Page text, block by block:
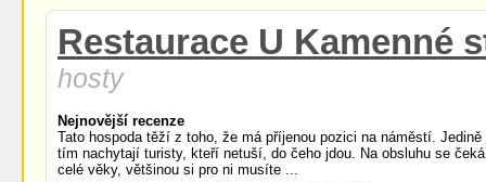
Restaurace U Kamenné
hosty
Nejnovější recenze
Tato hospoda těží z toho, že má příjenou pozici na náměstí. Jedině
tím nachytají turisty, kteří netuší, do čeho jdou. Na obsluhu se čeká
celé věky, většinou si pro ni musíte ...